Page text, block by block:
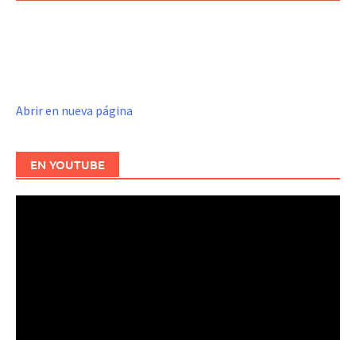
Abrir en nueva página
EN YOUTUBE